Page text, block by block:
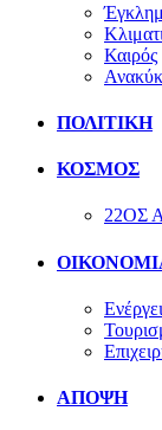
Καιρός
ΠΟΛΙΤΙΚΗ
ΚΟΣΜΟΣ
22ΟΣ
ΑΠΟΨΗ